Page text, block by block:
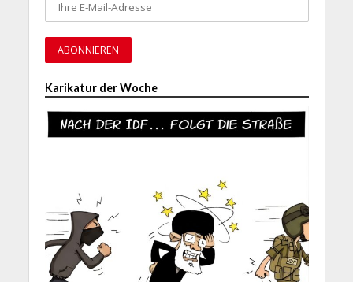
Karikatur der Woche